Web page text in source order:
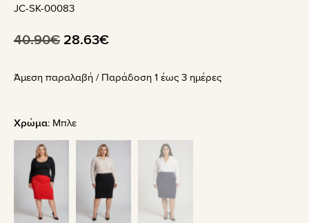
JC-SK-00083
40.90€ Original
was:
28.63€Η
τιμή
Άμεση παραλαβή / Παράδoση 1 έως 3 ημέρες
Χρώμα: Μπλε